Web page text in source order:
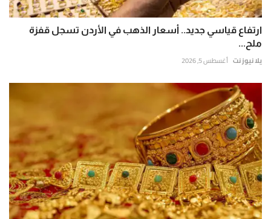
ارتفاع قياسي جديد.. أسعار الذهب في الأردن تسجل قفزة
ملح...
يلا نيوز نت أغسطس 5, 2026